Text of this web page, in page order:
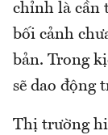
chỉnh là cần
bối cảnh
bản. Trong
sẽ dao động
Thị trường